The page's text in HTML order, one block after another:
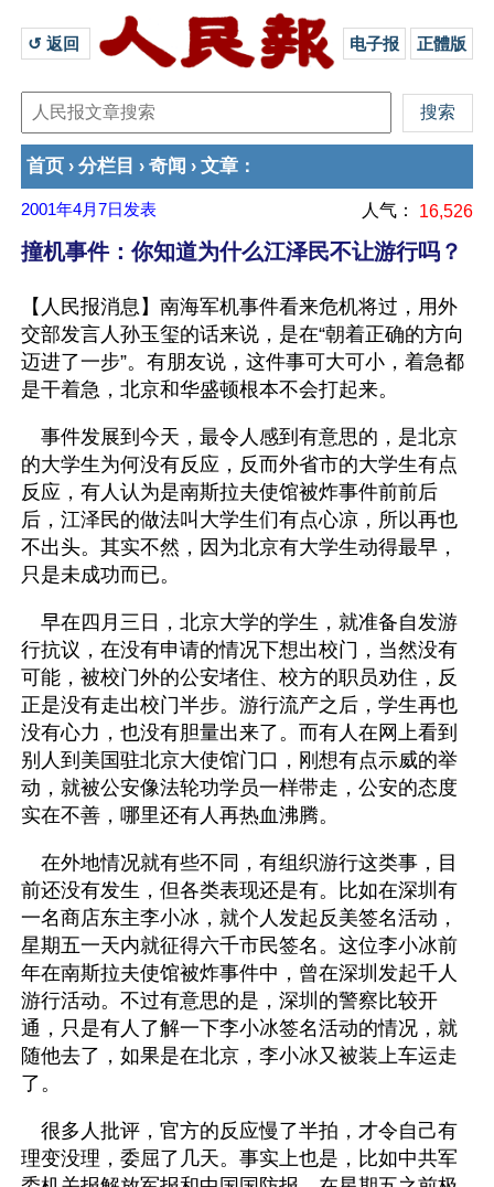
↺ 返回 电子报 正體版
首页 › 分栏目 › 奇闻 › 文章 ：
2001年4月7日 发表 人气： 16,526
撞机事件：你知道为什么江泽民不让游行吗？
【人民报消息】南海军机事件看来危机将过，用外
交部发言人孙玉玺的话来说，是在“朝着正确的方向
迈进了一步”。有朋友说，这件事可大可小，着急都
是干着急，北京和华盛顿根本不会打起来。
事件发展到今天，最令人感到有意思的，是北京
的大学生为何没有反应，反而外省市的大学生有点
反应，有人认为是南斯拉夫使馆被炸事件前前后
后，江泽民的做法叫大学生们有点心凉，所以再也
不出头。其实不然，因为北京有大学生动得最早，
只是未成功而已。
早在四月三日，北京大学的学生，就准备自发游
行抗议，在没有申请的情况下想出校门，当然没有
可能，被校门外的公安堵住、校方的职员劝住，反
正是没有走出校门半步。游行流产之后，学生再也
没有心力，也没有胆量出来了。而有人在网上看到
别人到美国驻北京大使馆门口，刚想有点示威的举
动，就被公安像法轮功学员一样带走，公安的态度
实在不善，哪里还有人再热血沸腾。
在外地情况就有些不同，有组织游行这类事，目
前还没有发生，但各类表现还是有。比如在深圳有
一名商店东主李小冰，就个人发起反美签名活动，
星期五一天内就征得六千市民签名。这位李小冰前
年在南斯拉夫使馆被炸事件中，曾在深圳发起千人
游行活动。不过有意思的是，深圳的警察比较开
通，只是有人了解一下李小冰签名活动的情况，就
随他去了，如果是在北京，李小冰又被装上车运走
了。
很多人批评，官方的反应慢了半拍，才令自己有
理变没理，委屈了几天。事实上也是，比如中共军